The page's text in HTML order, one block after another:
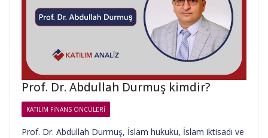
Prof. Dr. Abdullah Durmuş kimdir?
KATILIM FINANS ÖNCÜLERI
Prof. Dr. Abdullah Durmuş, İslam hukuku, İslam iktisadı ve